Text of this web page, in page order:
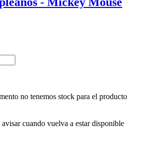
no tenemos stock para el producto
avisar cuando vuelva a estar disponible